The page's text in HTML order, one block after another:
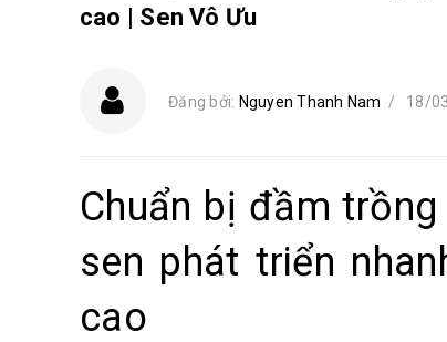
cao | Sen Vô Ưu
Đăng bởi: Nguyen Thanh Nam / 18/
Chuẩn bị đầm
sen phát triển
cao